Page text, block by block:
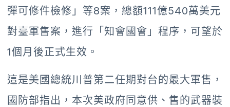
彈可修件檢修」等8案，總額111億540萬美元
對臺軍售案，進行「知會國會」程序，可望於
1個月後正式生效。
這是美國總統川普第二任期對台的最大軍售，
國防部指出，本次美政府同意供、售的武器裝